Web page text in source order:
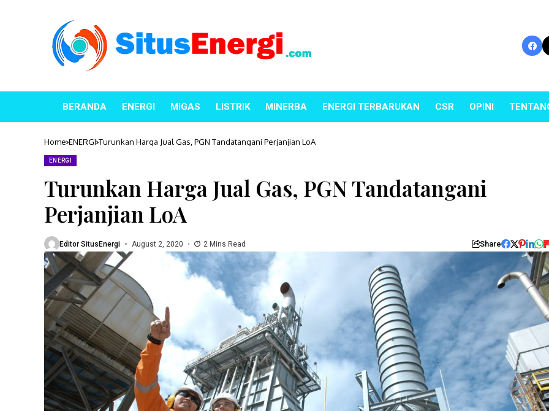
BERANDA ENERGI MIGAS LISTRIK MINERBA ENERGI TERBARUKAN CSR OPINI
Home ENERGI Turunkan Harga Jual Gas, PGN Tandatangani Perjanjian LoA
ENERGI
Turunkan Harga Jual Gas, PGN Tandatangani
Perjanjian LoA
Editor SitusEnergi August 2, 2020 2 Mins Read Share